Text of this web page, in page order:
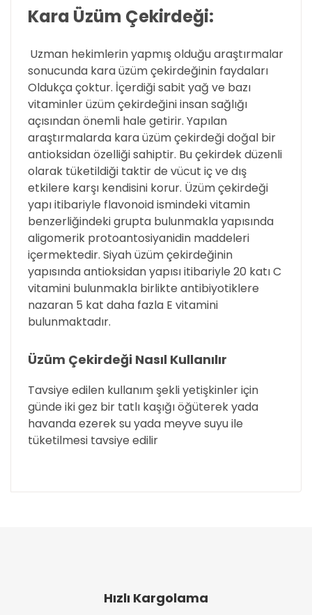
Kara Üzüm Çekirdeği:
Uzman hekimlerin yapmış olduğu araştırmalar
sonucunda kara üzüm çekirdeğinin faydaları
Oldukça çoktur. İçerdiği sabit yağ ve bazı
vitaminler üzüm çekirdeğini insan sağlığı
açısından önemli hale getirir. Yapılan
araştırmalarda kara üzüm çekirdeği doğal bir
antioksidan özelliği sahiptir. Bu çekirdek düzenli
olarak tüketildiği taktir de vücut iç ve dış
etkilere karşı kendisini korur. Üzüm çekirdeği
yapı itibariyle flavonoid ismindeki vitamin
benzerliğindeki grupta bulunmakla yapısında
aligomerik protoantosiyanidin maddeleri
içermektedir. Siyah üzüm çekirdeğinin
yapısında antioksidan yapısı itibariyle 20 katı C
vitamini bulunmakla birlikte antibiyotiklere
nazaran 5 kat daha fazla E vitamini
bulunmaktadır.
Üzüm Çekirdeği Nasıl Kullanılır
Tavsiye edilen kullanım şekli yetişkinler için
günde iki gez bir tatlı kaşığı öğüterek yada
havanda ezerek su yada meyve suyu ile
tüketilmesi tavsiye edilir
Bu ürünün fiyat bilgisi, resim, ürün açıklamalarında
Ürün bilgilerinde hatalar bulunuyor.
Hızlı Kargolama